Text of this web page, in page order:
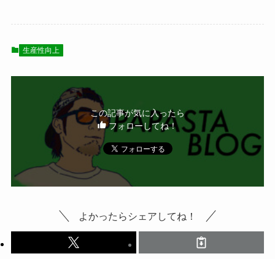
生産性向上
この記事が気に入ったら
フォローしてね！
よかったらシェアしてね！